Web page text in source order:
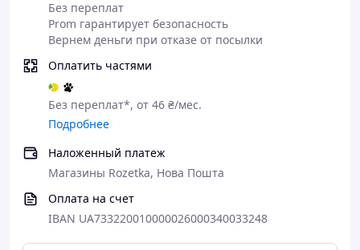
Без переплат
Prom гарантирует безопасность
Вернем деньги при отказе от посылки
Оплатить частями
Без переплат*, от 46 ₴/мес.
Подробнее
Наложенный платеж
Магазины Rozetka, Нова Пошта
Оплата на счет
IBAN UA733220010000026000340033248